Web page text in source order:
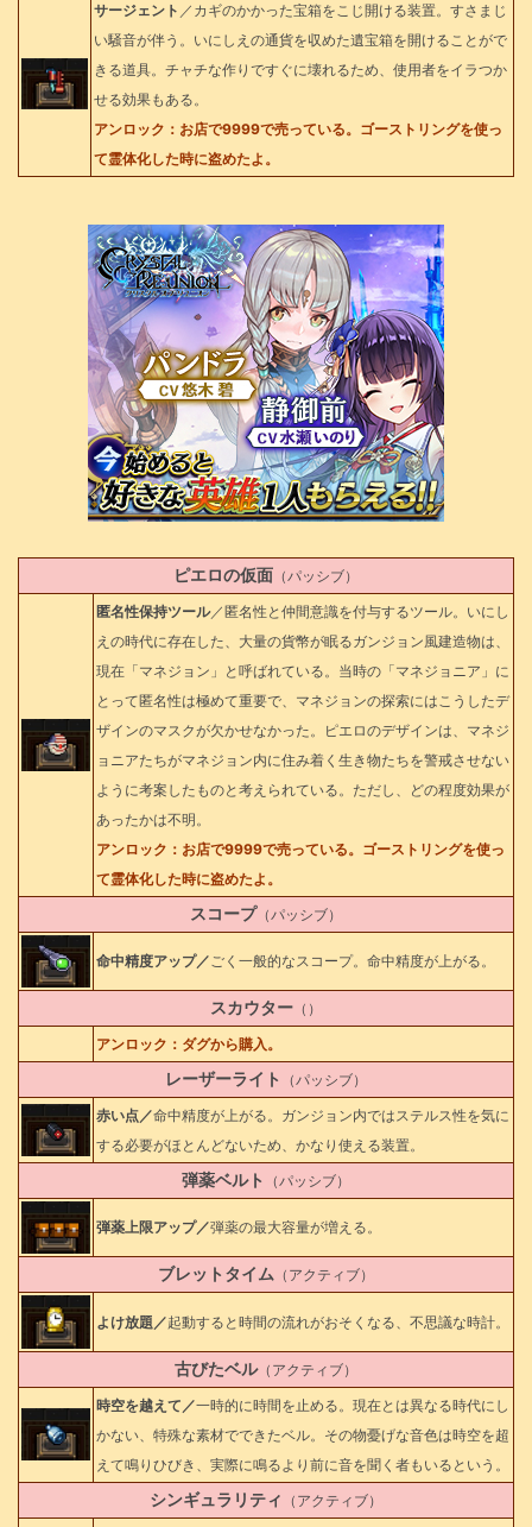
サージェント ／カギのかかった宝箱をこじ開ける装置。すさまじ
い騒音が伴う。いにしえの通貨を収めた遺宝箱を開けることがで
きる道具。チャチな作りですぐに壊れるため、使用者をイラつか
せる効果もある。
アンロック：お店で9999で売っている。ゴーストリングを使っ
て霊体化した時に盗めたよ。
ピエロの仮面 （パッシブ）
匿名性保持ツール／匿名性と仲間意識を付与するツール。いにし
えの時代に存在した、大量の貨幣が眠るガンジョン風建造物は、
現在「マネジョン」と呼ばれている。当時の「マネジョニア」に
とって匿名性は極めて重要で、マネジョンの探索にはこうしたデ
ザインのマスクが欠かせなかった。ピエロのデザインは、マネジ
ョニアたちがマネジョン内に住み着く生き物たちを警戒させない
ように考案したものと考えられている。ただし、どの程度効果が
あったかは不明。
アンロック：お店で9999で売っている。ゴーストリングを使っ
て霊体化した時に盗めたよ。
スコープ（パッシブ）
命中精度アップ／ごく一般的なスコープ。命中精度が上がる。
スカウター （）
アンロック：ダグから購入。
レーザーライト
（パッシブ）
赤い点／命中精度が上がる。ガンジョン内ではステルス性を気に
する必要がほとんどないため、かなり使える装置。
弾薬ベルト （パッシブ）
弾薬上限アップ／弾薬の最大容量が増える。
ブレットタイム （アクティブ）
よけ放題／起動すると時間の流れがおそくなる、不思議な時計。
古びたベル（アクティブ）
時空を越えて／一時的に時間を止める。現在とは異なる時代にし
かない、特殊な素材でできたベル。その物憂げな音色は時空を超
えて鳴りひびき、実際に鳴るより前に音を聞く者もいるという。
シンギュラリティ （アクティブ）